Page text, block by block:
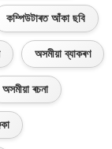
কম্পিউটাৰত আঁকা ছবি
অসমীয়া ব্যাকৰণ
অসমীয়া ৰচনা